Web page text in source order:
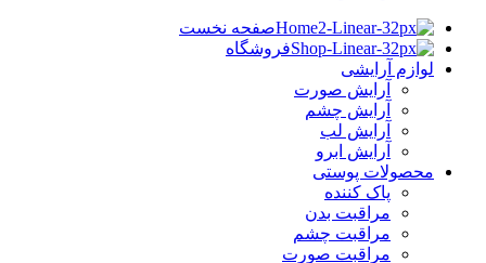
صفحه نخست
فروشگاه
لوازم آرایشی
آرایش صورت
آرایش چشم
آرایش لب
آرایش ابرو
محصولات پوستی
پاک کننده
مراقبت بدن
مراقبت چشم
مراقبت صورت